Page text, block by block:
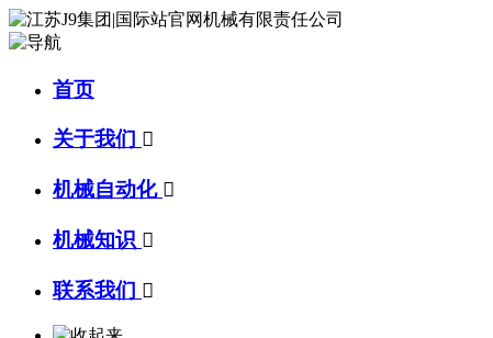
首页
关于我们 
机械自动化 
机械知识 
联系我们 